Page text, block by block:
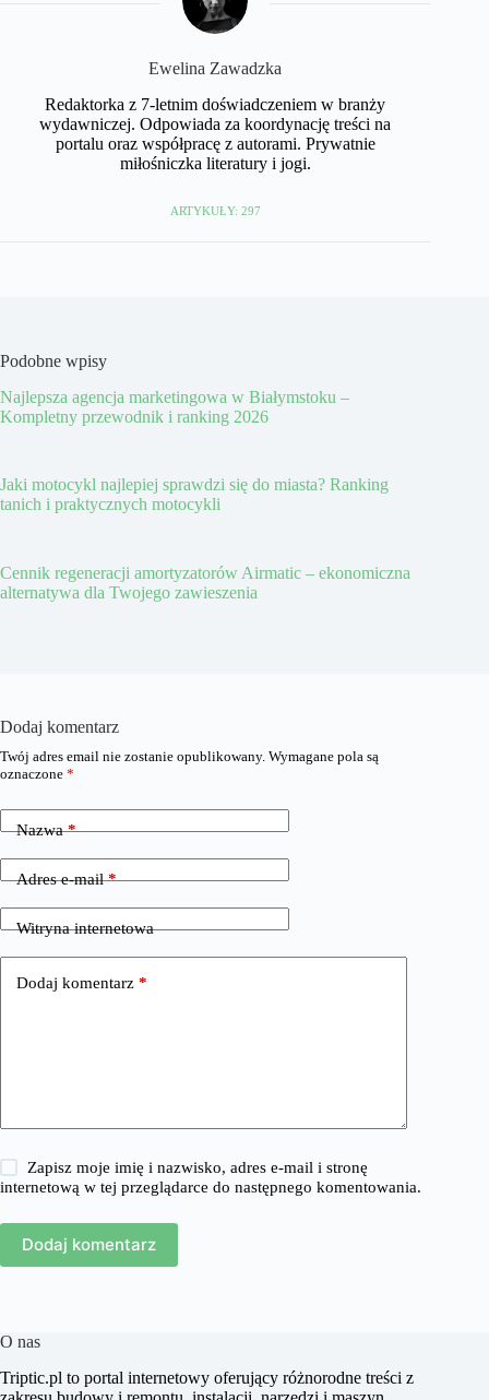
Ewelina Zawadzka
Redaktorka z 7-letnim doświadczeniem w branży
wydawniczej. Odpowiada za koordynację treści na
portalu oraz współpracę z autorami. Prywatnie
miłośniczka literatury i jogi.
ARTYKUŁY: 297
Podobne wpisy
Najlepsza agencja marketingowa w Białymstoku –
Kompletny przewodnik i ranking 2026
Jaki motocykl najlepiej sprawdzi się do miasta? Ranking
tanich i praktycznych motocykli
Cennik regeneracji amortyzatorów Airmatic – ekonomiczna
alternatywa dla Twojego zawieszenia
Dodaj komentarz
Twój adres email nie zostanie opublikowany. Wymagane pola są
oznaczone *
Nazwa*
Adres e-mail*
Witryna internetowa
Dodaj komentarz *
Zapisz moje imię i nazwisko, adres e-mail i stronę
internetową w tej przeglądarce do następnego komentowania.
Dodaj komentarz
O nas
​Triptic.pl to portal internetowy oferujący różnorodne treści z